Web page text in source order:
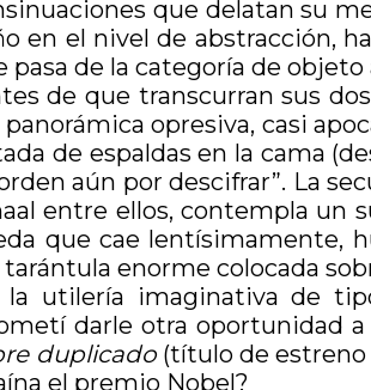
que delatan su
en el nivel de abstracción,
pasa de la categoría de
de que transcurran sus
opresiva, casi
de espaldas en la cama
aún por descifrar”. La
entre ellos, contempla
que cae lentísimamente,
enorme colocada
utilería imaginativa de
darle otra oportunidad
duplicado (título de
el premio Nobel?